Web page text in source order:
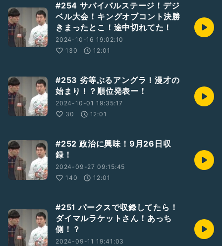
#254 サバイバルステージ！デジ
ベル大会！キングオブコント決勝
きまったとこ！途中切れてた！
2024-10-16 19:02:10
130
12:01
#253 劣等ぶるアングラ！漫才の
始まり！？順位発表ー！
2024-10-01 19:35:17
30
12:01
#252 政治に興味！9月26日収
録！
2024-09-27 09:15:45
140
12:01
#251 パークスで収録してたら！
ダイマルラケットさん！あっち
側！？
2024-09-11 19:41:03